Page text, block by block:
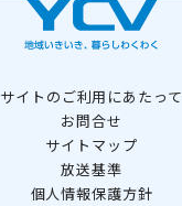
サイトのご利用にあたって
お問合せ
サイトマップ
放送基準
個人情報保護方針